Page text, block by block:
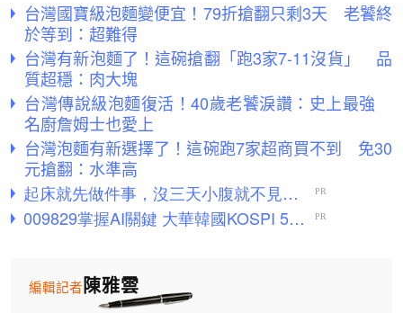
台灣國寶級泡麵變便宜！79折搶翻只剩3天 老饕終
於等到：超難得
台灣有新泡麵了！這碗搶翻「跑3家7-11沒貨」 品
質超穩：肉大塊
台灣傳說級泡麵復活！40歲老饕淚讚：史上最強
名廚詹姆士也愛上
台灣泡麵有新選擇了！這碗跑7家超商買不到 免30
元搶翻：水準高
陳雅雲
編輯記者